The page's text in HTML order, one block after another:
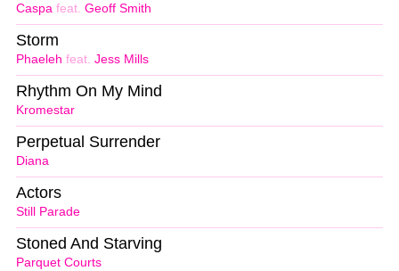
Caspa feat. Geoff Smith
Phaeleh feat. Jess Mills
Storm
Kromestar
Rhythm On My Mind
Diana
Perpetual Surrender
Still Parade
Actors
Parquet Courts
Stoned And Starving